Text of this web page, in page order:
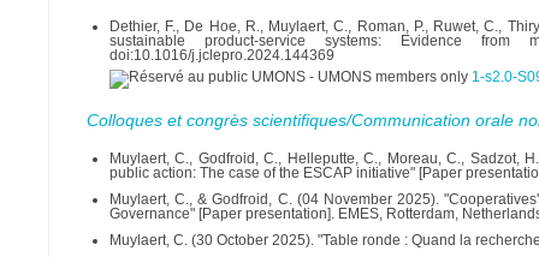
Dethier, F., De Hoe, R., Muylaert, C., Roman, P., Ruwet, C.,
sustainable product-service systems: Evidence
doi:10.1016/j.jclepro.2024.144369
1-s2.0-
Colloques et congrès scientifiques/Communication orale
Muylaert, C., Godfroid, C., Helleputte, C., Moreau, C., Sadzot,
public action: The case of the ESCAP initiative" [Paper
Muylaert, C., & Godfroid, C. (04 November 2025).
Governance" [Paper presentation]. EMES, Rotterdam,
Muylaert, C. (30 October 2025). "Table ronde : Quand la